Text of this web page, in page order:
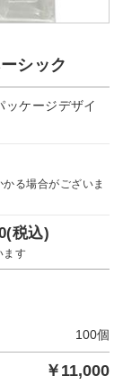
シック
ッケージデザイ
る場合がございま
(税込)
ます
100個
￥ 11,000